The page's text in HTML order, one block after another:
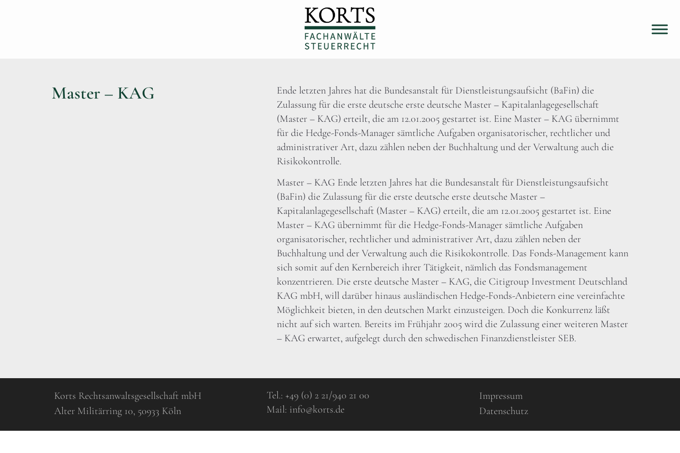
Master – KAG
Ende letzten Jahres hat die Bundesanstalt für Dienstleistungsaufsicht (BaFin) die
Zulassung für die erste deutsche erste deutsche Master – Kapitalanlagegesellschaft
(Master – KAG) erteilt, die am 12.01.2005 gestartet ist. Eine Master – KAG übernimmt
für die Hedge-Fonds-Manager sämtliche Aufgaben organisatorischer, rechtlicher und
administrativer Art, dazu zählen neben der Buchhaltung und der Verwaltung auch die
Risikokontrolle.
Master – KAG Ende letzten Jahres hat die Bundesanstalt für Dienstleistungsaufsicht
(BaFin) die Zulassung für die erste deutsche erste deutsche Master –
Kapitalanlagegesellschaft (Master – KAG) erteilt, die am 12.01.2005 gestartet ist. Eine
Master – KAG übernimmt für die Hedge-Fonds-Manager sämtliche Aufgaben
organisatorischer, rechtlicher und administrativer Art, dazu zählen neben der
Buchhaltung und der Verwaltung auch die Risikokontrolle. Das Fonds-Management kann
sich somit auf den Kernbereich ihrer Tätigkeit, nämlich das Fondsmanagement
konzentrieren. Die erste deutsche Master – KAG, die Citigroup Investment Deutschland
KAG mbH, will darüber hinaus ausländischen Hedge-Fonds-Anbietern eine vereinfachte
Möglichkeit bieten, in den deutschen Markt einzusteigen. Doch die Konkurrenz läßt
nicht auf sich warten. Bereits im Frühjahr 2005 wird die Zulassung einer weiteren Master
– KAG erwartet, aufgelegt durch den schwedischen Finanzdienstleister SEB.
Korts Rechtsanwaltsgesellschaft mbH
Alter Militärring 10, 50933 Köln
Tel.: +49 (0) 2 21/940 21 00
Mail: info@korts.de
Impressum
Datenschutz